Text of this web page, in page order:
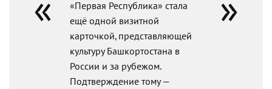
«Первая Республика» стала
ещё одной визитной
карточкой, представляющей
культуру Башкортостана в
России и за рубежом.
Подтверждение тому —